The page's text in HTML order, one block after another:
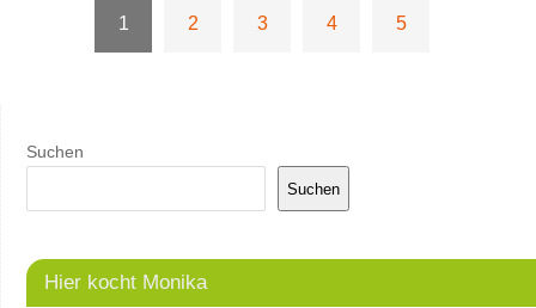
1 2 3 4 5
Suchen
Suchen
Hier kocht Monika